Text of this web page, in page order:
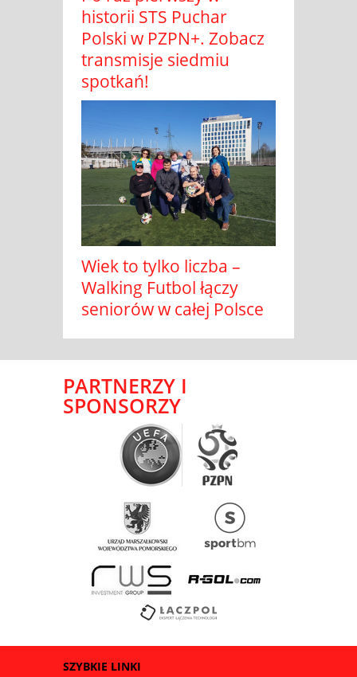
historii STS Puchar
Polski w PZPN+. Zobacz
transmisje siedmiu
spotkań!
Wiek to tylko liczba –
Walking Futbol łączy
seniorów w całej Polsce
PARTNERZY I
SPONSORZY
SZYBKIE LINKI